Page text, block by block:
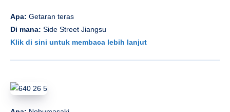
Apa: Getaran teras
Di mana: Side Street Jiangsu
Klik di sini untuk membaca lebih lanjut